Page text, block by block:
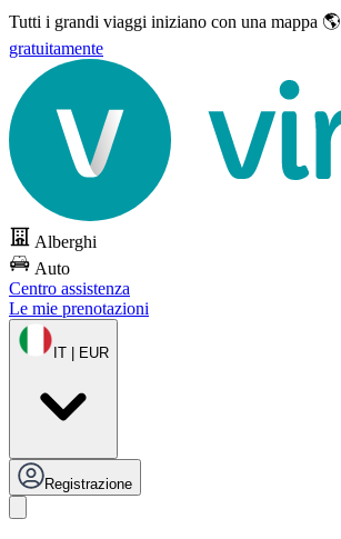
Tutti i grandi viaggi iniziano con una mappa 🌎
gratuitamente
Alberghi
Auto
Centro assistenza
Le mie prenotazioni
IT | EUR
Registrazione